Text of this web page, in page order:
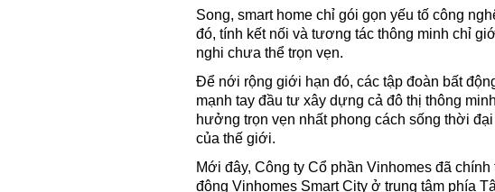
Song, smart home chỉ gói gọn yếu tố công
đó, tính kết nối và tương tác thông minh chỉ
nghi chưa thể trọn vẹn.
Để nới rộng giới hạn đó, các tập đoàn bất
mạnh tay đầu tư xây dựng cả đô thị thông
hưởng trọn vẹn nhất phong cách sống thời
của thế giới.
Mới đây, Công ty Cổ phần Vinhomes đã
động Vinhomes Smart City ở trung tâm phía